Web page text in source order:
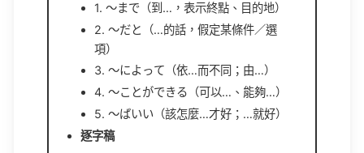
1. 〜まで（到…，表示終點、目的地）
2. 〜だと（…的話，假定某條件／選
項）
3. 〜によって（依…而不同；由…）
4. 〜ことができる（可以…、能夠…）
5. 〜ばいい（該怎麼…才好；…就好）
逐字稿